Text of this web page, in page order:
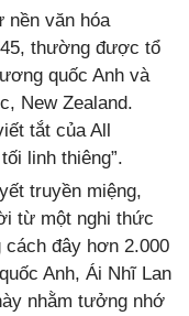
nền văn hóa
thường được tổ
quốc Anh và
New Zealand.
tắt của All
linh thiêng”.
truyền miệng,
từ một nghi thức
đây hơn 2.000
Anh, Ái Nhĩ Lan
nhằm tưởng nhớ